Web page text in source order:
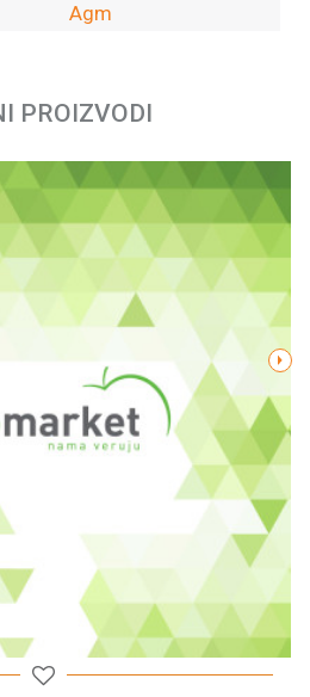
Agm
PROIZVODI